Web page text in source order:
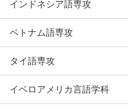
インドネシア語専攻
ベトナム語専攻
タイ語専攻
イベロアメリカ言語学科